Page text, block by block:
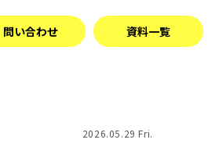
問い合わせ 資料一覧
2026.05.29 Fri.